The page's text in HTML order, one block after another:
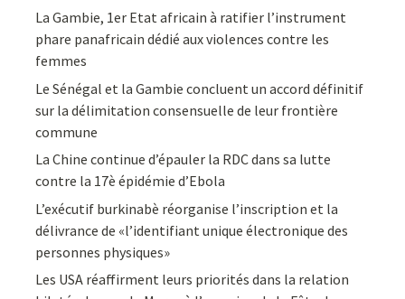
La Gambie, 1er Etat africain à ratifier l’instrument
phare panafricain dédié aux violences contre les
femmes
Le Sénégal et la Gambie concluent un accord définitif
sur la délimitation consensuelle de leur frontière
commune
La Chine continue d’épauler la RDC dans sa lutte
contre la 17è épidémie d’Ebola
L’exécutif burkinabè réorganise l’inscription et la
délivrance de «l’identifiant unique électronique des
personnes physiques»
Les USA réaffirment leurs priorités dans la relation